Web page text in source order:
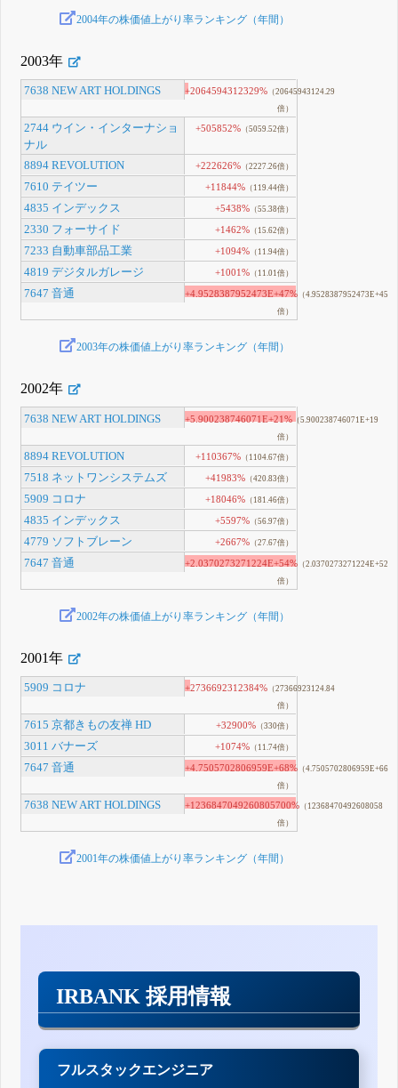
2004年の株価値上がり率ランキング（年間）
2003年
7638 NEW ART HOLDINGS +2064594312329% （20645943124.29
倍）
2744 ウイン・インターナショ
ナル
+505852% （5059.52倍）
8894 REVOLUTION +222626% （2227.26倍）
7610 テイツー +11844% （119.44倍）
4835 インデックス +5438% （55.38倍）
2330 フォーサイド +1462% （15.62倍）
7233 自動車部品工業 +1094% （11.94倍）
4819 デジタルガレージ +1001% （11.01倍）
7647 音通 +4.9528387952473E+47% （4.9528387952473E+45
倍）
2003年の株価値上がり率ランキング（年間）
2002年
7638 NEW ART HOLDINGS +5.900238746071E+21% （5.900238746071E+19
倍）
8894 REVOLUTION +110367% （1104.67倍）
7518 ネットワンシステムズ +41983% （420.83倍）
5909 コロナ +18046% （181.46倍）
4835 インデックス +5597% （56.97倍）
4779 ソフトブレーン +2667% （27.67倍）
7647 音通 +2.0370273271224E+54% （2.0370273271224E+52
倍）
2002年の株価値上がり率ランキング（年間）
2001年
5909 コロナ +2736692312384% （27366923124.84
倍）
7615 京都きもの友禅 HD +32900% （330倍）
3011 バナーズ +1074% （11.74倍）
7647 音通 +4.7505702806959E+68% （4.7505702806959E+66
倍）
7638 NEW ART HOLDINGS +1236847049260805700% （12368470492608058
倍）
2001年の株価値上がり率ランキング（年間）
IRBANK 採用情報
フルスタックエンジニア